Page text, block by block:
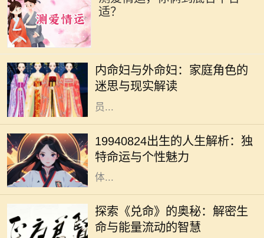
适？
内命妇与外命妇：家庭角色的
迷思与现实解读
员的角色有着深厚的历史渊源。内命
妇与外命妇两个概念，时常引发人们
的思考与讨论。它们不仅仅是家庭成
员...
19940824出生的人生解析：独
特命运与个性魅力
1994年8月24日，许多人在这个时刻
降生，承载着独特的命运与个性。这
一天，由于其日期的特殊性，赋予了
出生在这一天的人成为不同寻常的个
体...
探索《兑命》的奥秘：解密生
命与能量流动的智慧
在浩瀚的中华文化中，易经作为一部
经典之作，不仅传承了千年智慧，更
为我们提供了洞察生活与生命的独特
视角。其中，《兑命》作为易经中的